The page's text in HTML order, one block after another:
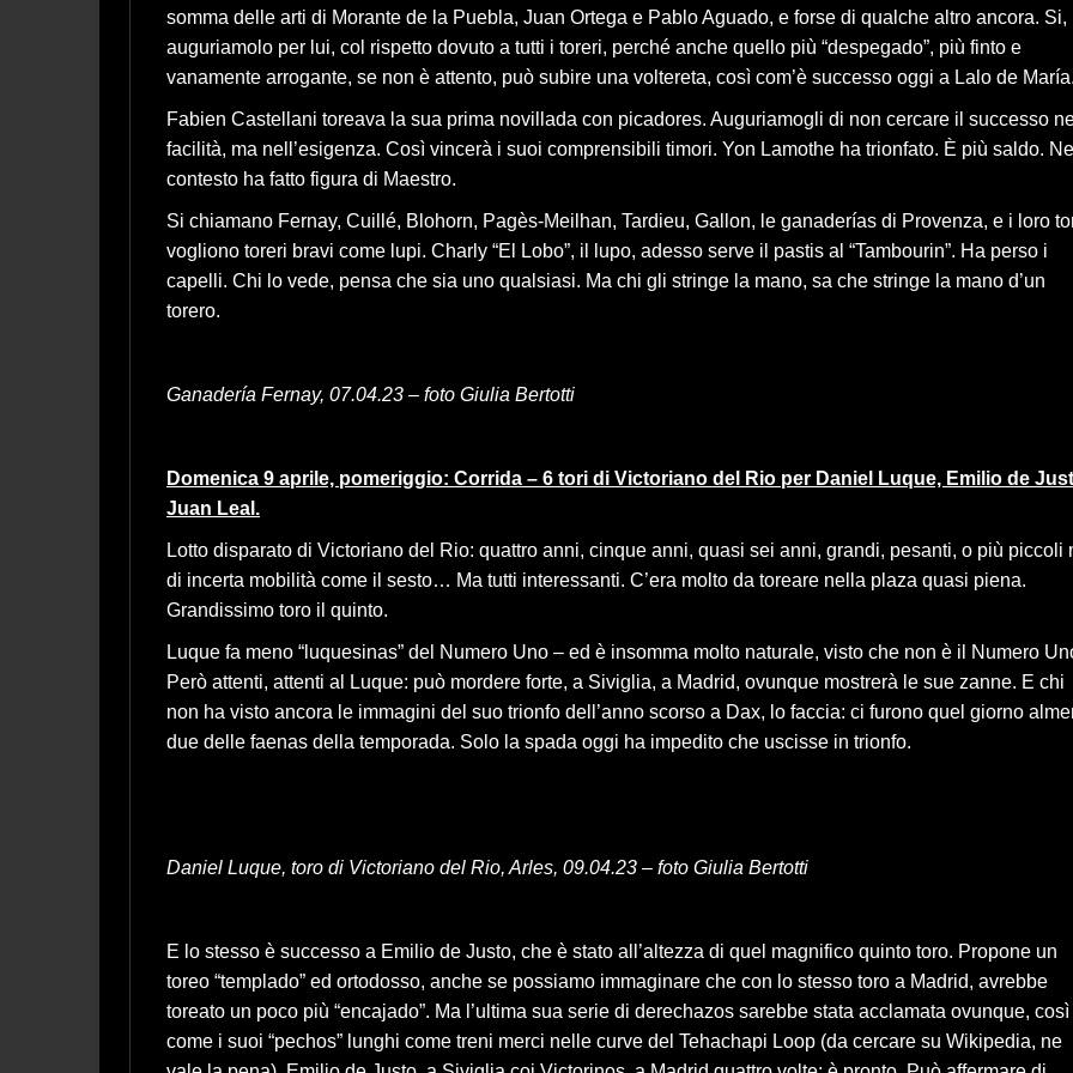
somma delle arti di Morante de la Puebla, Juan Ortega e Pablo Aguado, e forse di qualche altro ancora. Si,
auguriamolo per lui, col rispetto dovuto a tutti i toreri, perché anche quello più “despegado”, più finto e
vanamente arrogante, se non è attento, può subire una voltereta, così com’è successo oggi a Lalo de María.
Fabien Castellani toreava la sua prima novillada con picadores. Auguriamogli di non cercare il successo
facilità, ma nell’esigenza. Così vincerà i suoi comprensibili timori. Yon Lamothe ha trionfato. È più saldo. Nel
contesto ha fatto figura di Maestro.
Si chiamano Fernay, Cuillé, Blohorn, Pagès-Meilhan, Tardieu, Gallon, le ganaderías di Provenza, e i loro
vogliono toreri bravi come lupi. Charly “El Lobo”, il lupo, adesso serve il pastis al “Tambourin”. Ha perso i
capelli. Chi lo vede, pensa che sia uno qualsiasi. Ma chi gli stringe la mano, sa che stringe la mano d’un
torero.
Ganadería Fernay, 07.04.23 – foto Giulia Bertotti
Domenica 9 aprile, pomeriggio: Corrida – 6 tori di Victoriano del Rio per Daniel Luque, Emilio de
Juan Leal.
Lotto disparato di Victoriano del Rio: quattro anni, cinque anni, quasi sei anni, grandi, pesanti, o più piccoli
di incerta mobilità come il sesto… Ma tutti interessanti. C’era molto da toreare nella plaza quasi piena.
Grandissimo toro il quinto.
Luque fa meno “luquesinas” del Numero Uno – ed è insomma molto naturale, visto che non è il Numero
Però attenti, attenti al Luque: può mordere forte, a Siviglia, a Madrid, ovunque mostrerà le sue zanne. E chi
non ha visto ancora le immagini del suo trionfo dell’anno scorso a Dax, lo faccia: ci furono quel giorno
due delle faenas della temporada. Solo la spada oggi ha impedito che uscisse in trionfo.
Daniel Luque, toro di Victoriano del Rio, Arles, 09.04.23 – foto Giulia Bertotti
E lo stesso è successo a Emilio de Justo, che è stato all’altezza di quel magnifico quinto toro. Propone un
toreo “templado” ed ortodosso, anche se possiamo immaginare che con lo stesso toro a Madrid, avrebbe
toreato un poco più “encajado”. Ma l’ultima sua serie di derechazos sarebbe stata acclamata ovunque, così
come i suoi “pechos” lunghi come treni merci nelle curve del Tehachapi Loop (da cercare su Wikipedia, ne